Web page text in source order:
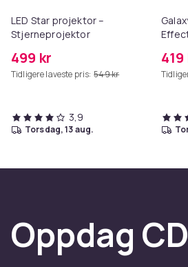
LED Star projektor –
Stjerneprojektor
499 kr
Tidligere laveste pris: 549 kr
3,9
torsdag, 13 aug.
419
Oppdag